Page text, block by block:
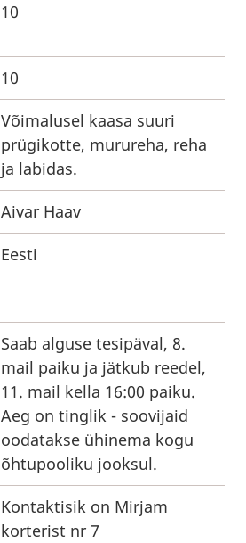
10
10
Võimalusel kaasa suuri
prügikotte, murureha, reha
ja labidas.
Aivar Haav
Eesti
Saab alguse tesipäval, 8.
mail paiku ja jätkub reedel,
11. mail kella 16:00 paiku.
Aeg on tinglik - soovijaid
oodatakse ühinema kogu
õhtupooliku jooksul.
Kontaktisik on Mirjam
korterist nr 7